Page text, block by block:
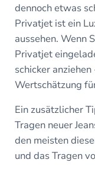
dennoch etwas
Privatjet ist ein
aussehen. Wenn
Privatjet
schicker
Wertschätzung
Ein zusätzlicher
Tragen neuer
den meisten
und das Tragen